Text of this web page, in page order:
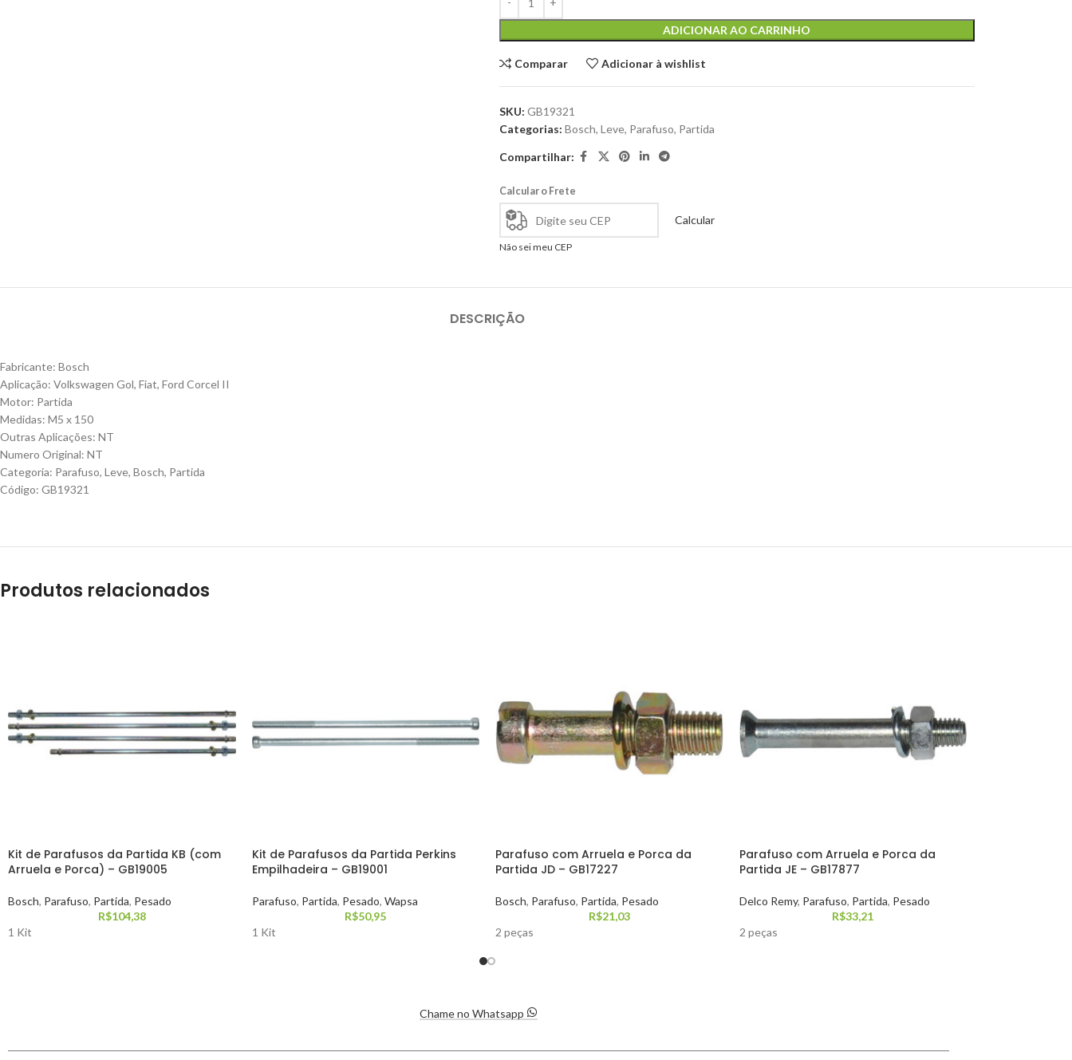
ADICIONAR AO CARRINHO
Comparar Adicionar à wishlist
SKU: GB19321
Categorias: Bosch, Leve, Parafuso, Partida
Compartilhar:
Calcular o Frete
Calcular
Não sei meu CEP
DESCRIÇÃO
Fabricante: Bosch
Aplicação: Volkswagen Gol, Fiat, Ford Corcel II
Motor: Partida
Medidas: M5 x 150
Outras Aplicações: NT
Numero Original: NT
Categoria: Parafuso, Leve, Bosch, Partida
Código: GB19321
Produtos relacionados
Kit de Parafusos da Partida KB (com
Arruela e Porca) – GB19005
Bosch, Parafuso, Partida, Pesado
R$104,38
1 Kit
Kit de Parafusos da Partida Perkins
Empilhadeira – GB19001
Parafuso, Partida, Pesado, Wapsa
R$50,95
1 Kit
Parafuso com Arruela e Porca da
Partida JD – GB17227
Bosch, Parafuso, Partida, Pesado
R$21,03
2 peças
Parafuso com Arruela e Porca da
Partida JE – GB17877
Delco Remy, Parafuso, Partida, Pesado
R$33,21
2 peças
Chame no Whatsapp